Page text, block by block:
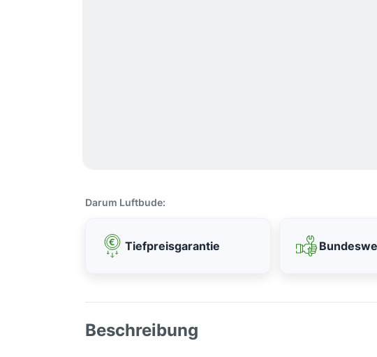
Darum Luftbude:
Tiefpreisgarantie
Beschreibung